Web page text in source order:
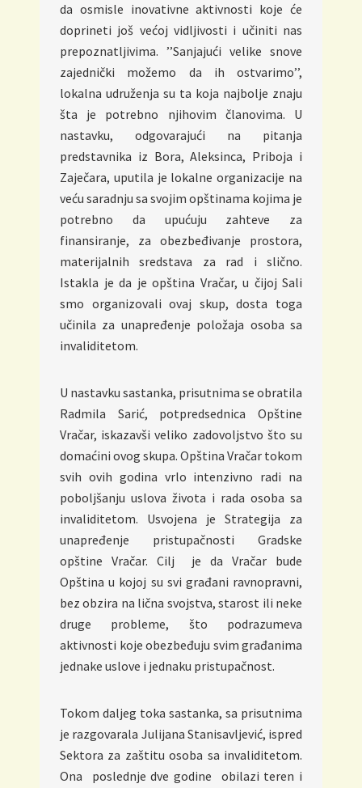
da osmisle inovativne aktivnosti koje će
doprineti još većoj vidljivosti i učiniti nas
prepoznatljivima. ’’Sanjajući velike snove
zajednički možemo da ih ostvarimo’’,
lokalna udruženja su ta koja najbolje znaju
šta je potrebno njihovim članovima. U
nastavku, odgovarajući na pitanja
predstavnika iz Bora, Aleksinca, Priboja i
Zaječara, uputila je lokalne organizacije na
veću saradnju sa svojim opštinama kojima je
potrebno da upućuju zahteve za
finansiranje, za obezbeđivanje prostora,
materijalnih sredstava za rad i slično.
Istakla je da je opština Vračar, u čijoj Sali
smo organizovali ovaj skup, dosta toga
učinila za unapređenje položaja osoba sa
invaliditetom.
U nastavku sastanka, prisutnima se obratila
Radmila Sarić, potpredsednica Opštine
Vračar, iskazavši veliko zadovoljstvo što su
domaćini ovog skupa. Opština Vračar tokom
svih ovih godina vrlo intenzivno radi na
poboljšanju uslova života i rada osoba sa
invaliditetom. Usvojena je Strategija za
unapređenje pristupačnosti Gradske
opštine Vračar. Cilj je da Vračar bude
Opština u kojoj su svi građani ravnopravni,
bez obzira na lična svojstva, starost ili neke
druge probleme, što podrazumeva
aktivnosti koje obezbeđuju svim građanima
jednake uslove i jednaku pristupačnost.
Tokom daljeg toka sastanka, sa prisutnima
je razgovarala Julijana Stanisavljević, ispred
Sektora za zaštitu osoba sa invaliditetom.
Ona poslednje dve godine obilazi teren i